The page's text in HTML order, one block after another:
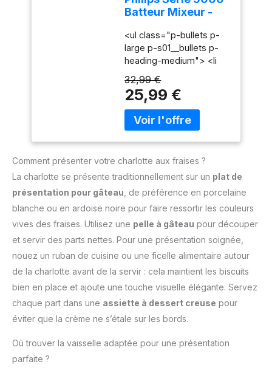
les crèmes légères
comme les pâtes
en acier inoxydable
durables : Livré avec des
fouets et crochets
pétrisseurs en acier
inoxydable pour des
performances fiables et
durables. Design
ergonomique et facile
d'utilisation : Poignée
ergonomique et bouton
une utilisation
confortable et un
changement rapide des
accessoires. Compact et
pratique pour un usage
quotidien : Léger, doté
d'un câble de 1 mètre et
d'un design compact, ce
mixeur est facile à ranger
tâches de cuisine.
Batteur Mixeur -
Fouets Coniques
pour Pâte Aérée, 5
Vitesses + Turbo,
Éjection Facile des
Accessoires, Clip
Attache-Cordon
(HR3741/00)
<ul class="p-bullets p-
large p-s01__bullets p-
heading-medium"> <li
s01__bullet">450 W</li>
<li class="p-
s01__bullet">5 vitesses
+ fonction Turbo</li> <li
cachemire</li> </ul>
32,99 €
25,99 €
Comment présenter votre charlotte aux fraises ?
La charlotte se présente traditionnellement sur un plat de
présentation pour gâteau , de préférence en porcelaine
blanche ou en ardoise noire pour faire ressortir les couleurs
vives des fraises. Utilisez une pelle à gâteau pour découper
et servir des parts nettes. Pour une présentation soignée,
nouez un ruban de cuisine ou une ficelle alimentaire autour
de la charlotte avant de la servir : cela maintient les biscuits
bien en place et ajoute une touche visuelle élégante. Servez
chaque part dans une assiette à dessert creuse pour
éviter que la crème ne s’étale sur les bords.
Où trouver la vaisselle adaptée pour une présentation
parfaite ?